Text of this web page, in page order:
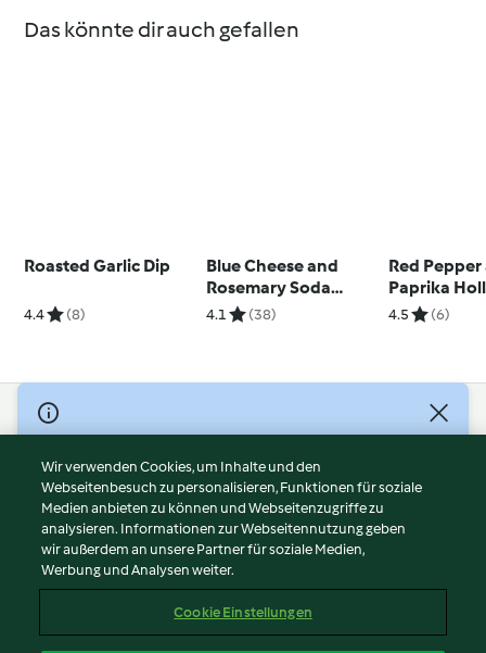
Das könnte dir auch gefallen
Roasted Garlic Dip
4.4 (8)
Blue Cheese and
Rosemary Soda
Bread
4.1 (38)
Red
Paprika
Sauce
4.5 (6)
© Copyright 2026
Nutzungsbedingungen
Datenschutzrichtlinien
Disclaimer
Impressum
Cookies
Abo kündigen
Wir verwenden Cookies, um Inhalte und den
Webseitenbesuch zu personalisieren, Funktionen für soziale
Medien anbieten zu können und Webseitenzugriffe zu
analysieren. Informationen zur Webseitennutzung geben
wir außerdem an unsere Partner für soziale Medien,
Werbung und Analysen weiter.
Cookie Einstellungen